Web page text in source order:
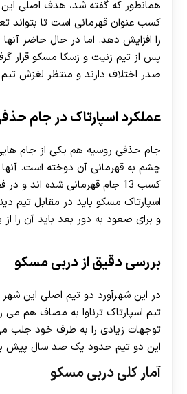
همانطور که گفته شد، هدف اصلی
کسب عنوان قهرمانی است تا بتواند
را افزایش دهد. اما در حال حاضر
صدر اختلاف دارند و منتظر لغزش
عملکرد اسپارتاک در جام
جام حذفی روسیه هم یکی از جام
چشم به قهرمانی آن دوخته است. آنها
کسب 13 جام قهرمانی شده اند و
اسپارتاک مسکو باید در مقابل تیم
و برای صعود به دور بعد باید آن را
بررسی دقیق از دربی مسکو
در این شهرآورد دو تیم اصلی این
تیم اسپارتاک ترناوا به مصاف هم می
توجهات زیادی را به طرف خود جلب
این دو تیم حدود یک صد سال پیش
آمار کلی دربی مسکو